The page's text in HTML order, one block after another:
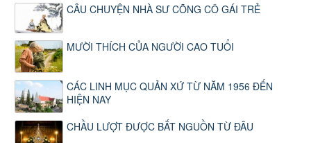
CÂU CHUYỆN NHÀ SƯ CÕNG CÔ GÁI TRẺ
MƯỜI THÍCH CỦA NGƯỜI CAO TUỔI
CÁC LINH MỤC QUẢN XỨ TỪ NĂM 1956 ĐẾN
HIỆN NAY
CHẦU LƯỢT ĐƯỢC BẮT NGUỒN TỪ ĐÂU